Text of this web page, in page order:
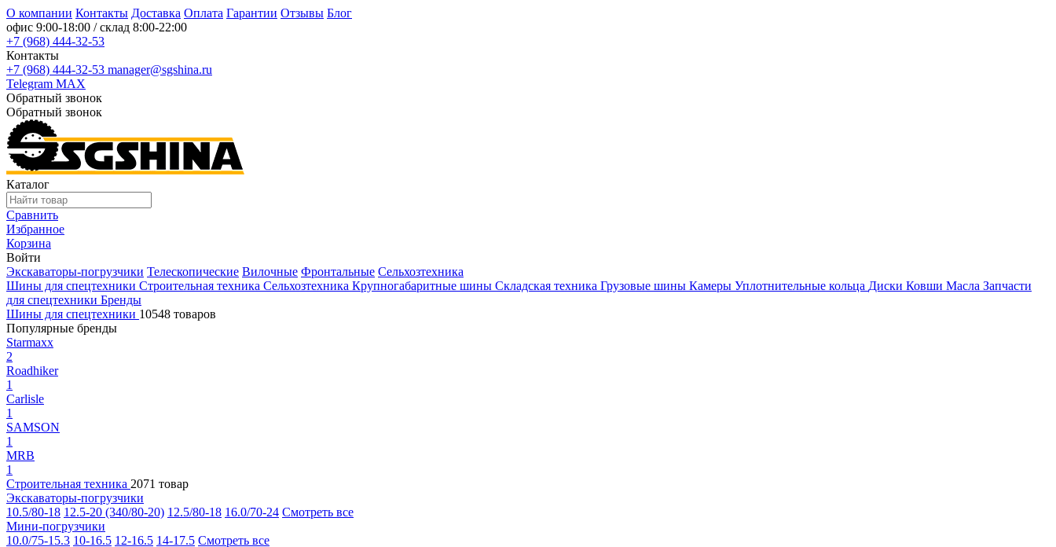
О компании Контакты Доставка Оплата Гарантии Отзывы Блог
офис 9:00-18:00 / склад 8:00-22:00
+7 (968) 444-32-53
Контакты
+7 (968) 444-32-53 manager@sgshina.ru
Telegram MAX
Обратный звонок
Обратный звонок
Каталог
Сравнить
Избранное
Корзина
Войти
Экскаваторы-погрузчики Телескопические Вилочные Фронтальные Сельхозтехника
Шины для спецтехники Строительная техника Сельхозтехника Крупногабаритные шины Складская техника Грузовые шины Камеры Уплотнительные кольца Диски Ковши Масла Запчасти
для спецтехники Бренды
Шины для спецтехники 10548 товаров
Популярные бренды
Starmaxx
2
Roadhiker
1
Carlisle
1
SAMSON
1
MRB
1
Строительная техника 2071 товар
Экскаваторы-погрузчики
10.5/80-18 12.5-20 (340/80-20) 12.5/80-18 16.0/70-24 Смотреть все
Мини-погрузчики
10.0/75-15.3 10-16.5 12-16.5 14-17.5 Смотреть все